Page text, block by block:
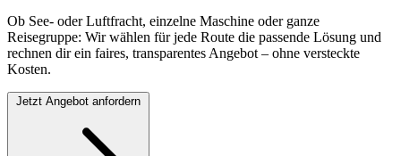
Ob See- oder Luftfracht, einzelne Maschine oder ganze
Reisegruppe: Wir wählen für jede Route die passende Lösung und
rechnen dir ein faires, transparentes Angebot – ohne versteckte
Kosten.
Jetzt Angebot anfordern